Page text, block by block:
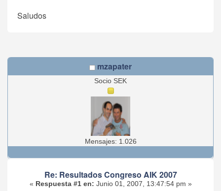
Saludos
mzapater
Socio SEK
Mensajes: 1.026
Re: Resultados Congreso AIK 2007
« Respuesta #1 en: Junio 01, 2007, 13:47:54 pm »